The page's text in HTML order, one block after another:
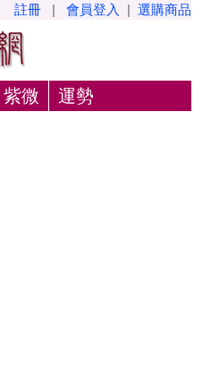
註冊 | 會員登入 | 選購商品
紫微 運勢